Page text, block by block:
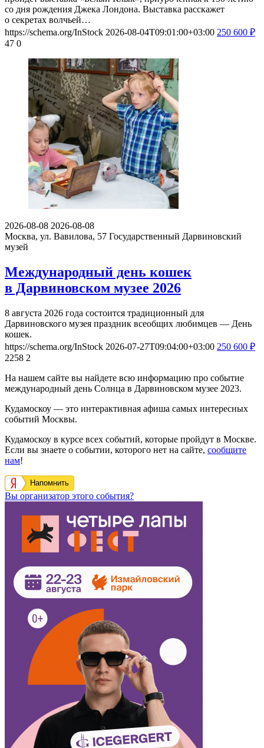
со дня рождения Джека Лондона. Выставка расскажет
о секретах волчьей…
https://schema.org/InStock 2026-08-04T09:01:00+03:00 250 600 ₽
47 0
2026-08-08 2026-08-08
Москва, ул. Вавилова, 57 Государственный Дарвиновский
музей
Международный день кошек
в Дарвиновском музее 2026
8 августа 2026 года состоится традиционный для
Дарвиновского музея праздник всеобщих любимцев — День
кошек.
https://schema.org/InStock 2026-07-27T09:04:00+03:00 250 600 ₽
2258 2
На нашем сайте вы найдете всю информацию про событие
международный день Солнца в Дарвиновском музее 2023.
Кудамоскоу — это интерактивная афиша самых интересных
событий Москвы.
Кудамоскоу в курсе всех событий, которые пройдут в Москве.
Если вы знаете о событии, которого нет на сайте, сообщите
нам!
Напомнить
Вы организатор этого события?